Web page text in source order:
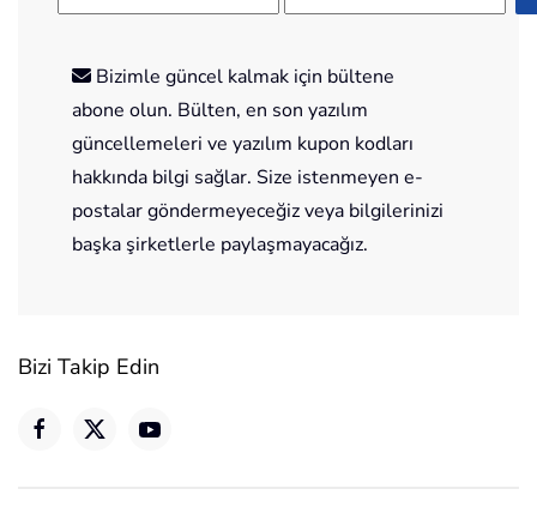
Bizimle güncel kalmak için bültene
abone olun. Bülten, en son yazılım
güncellemeleri ve yazılım kupon kodları
hakkında bilgi sağlar. Size istenmeyen e-
postalar göndermeyeceğiz veya bilgilerinizi
başka şirketlerle paylaşmayacağız.
Bizi Takip Edin